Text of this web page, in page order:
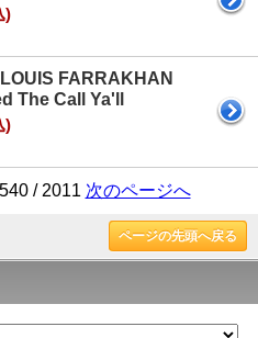
)
FARRAKHAN
The Call Ya'll
)
/ 2011 次のページへ
ページの先頭へ戻る